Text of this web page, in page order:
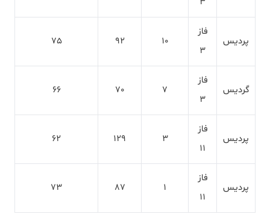
پردیس
فاز
3
10
92
75
گردیس
فاز
3
7
70
66
پردیس
فاز
11
3
129
62
پردیس
فاز
11
1
87
73